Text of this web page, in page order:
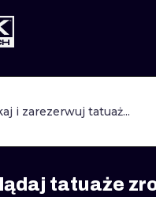
MIASTA
WARSZAWA
KRAKÓW
WROCŁAW ŁÓDŹ
i zarezerwuj tatuaż...
tatuaże